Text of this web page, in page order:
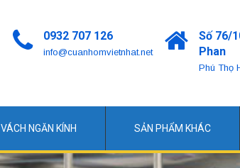
0932 707 126
info@cuanhomvietnhat.net
Số 76/
Phan
Phú Thọ
VÁCH NGĂN KÍNH SẢN PHẨM KHÁC